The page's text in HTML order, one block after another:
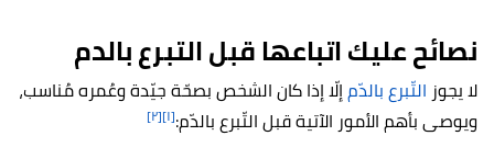
نصائح عليك اتباعها قبل التبرع بالدم
لا يجوز التّبرع بالدّمإلّا إذا كان الشخص بصحّة جيّدة وعُمره مُناسب،
ويوصى بأهم الأمور الآتية قبل التّبرع بالدّم:[١] [٢]